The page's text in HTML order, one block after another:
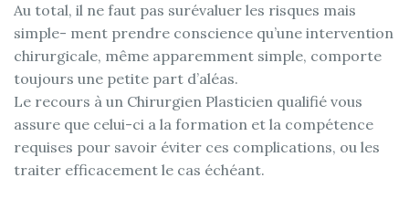
Au total, il ne faut pas surévaluer les risques mais
simple- ment prendre conscience qu’une intervention
chirurgicale, même apparemment simple, comporte
toujours une petite part d’aléas.
Le recours à un Chirurgien Plasticien qualifié vous
assure que celui-ci a la formation et la compétence
requises pour savoir éviter ces complications, ou les
traiter efficacement le cas échéant.